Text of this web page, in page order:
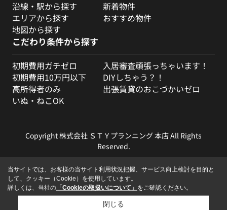
沿線・駅から探す
エリアから探す
地図から探す
新着物件
おすすめ物件
こだわり条件から探す
初期費用ガチゼロ
初期費用10万円以下
高所得者のみ
いぬ・ねこOK
入居審査頑張っちゃいます！
DIYしちゃう？！
出張賃貸のおこづかいゼロ
Copyright 株式会社 ＳＴＹプランニング 本店 All Rights
Reserved.
当サイトでは、お客様の当サイト利用状況把握、サービス向上検討を目的と
して、クッキー（Cookie）を使用しています。
詳しくは、当社の 「Cookieの取扱いについて」 をご確認ください。
閉じる